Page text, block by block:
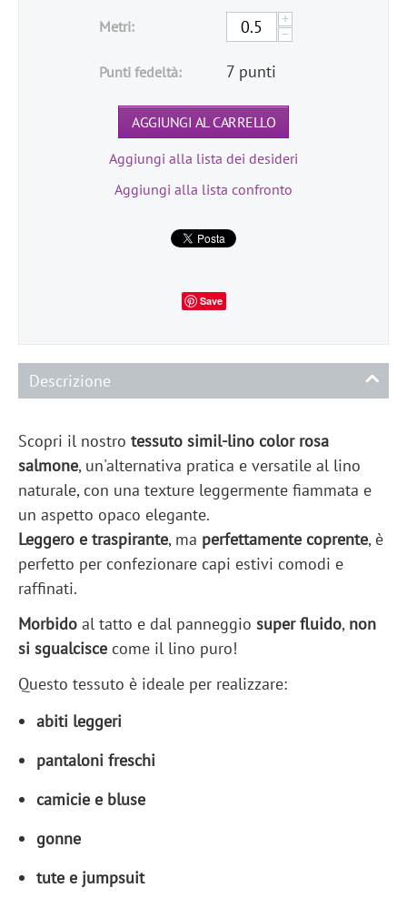
Metri:
+
−
Punti fedeltà: 7 punti
AGGIUNGI AL CARRELLO
Aggiungi alla lista dei desideri
Aggiungi alla lista confronto
Save
Descrizione
Scopri il nostro tessuto simil-lino color rosa
salmone, un'alternativa pratica e versatile al lino
naturale, con una texture leggermente fiammata e
un aspetto opaco elegante.
Leggero e traspirante, ma perfettamente coprente, è
perfetto per confezionare capi estivi comodi e
raffinati.
Morbido al tatto e dal panneggio super fluido, non
si sgualcisce come il lino puro!
Questo tessuto è ideale per realizzare:
abiti leggeri
pantaloni freschi
camicie e bluse
gonne
tute e jumpsuit